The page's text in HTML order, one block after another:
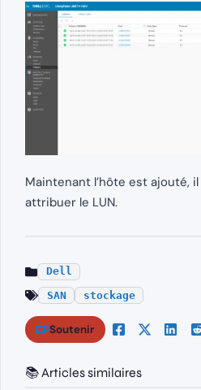
Maintenant l’hôte est ajouté,
attribuer le LUN.
Dell
SAN
stockage
Soutenir
📚 Articles similaires